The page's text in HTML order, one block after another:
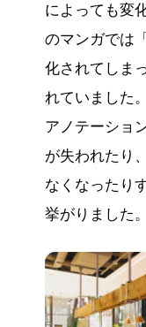
によっても変
のマンガでは
化されてしま
れていました
アノテーショ
が失われたり
なくなったり
挙がりました。